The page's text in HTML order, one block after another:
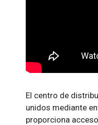
El centro de
unidos mediante
proporciona